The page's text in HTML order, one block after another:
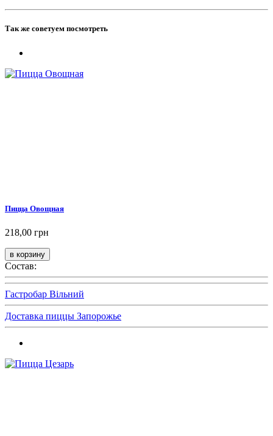
Так же советуем посмотреть
Пицца Овощная
218,00 грн
Состав:
Гастробар Вільний
Доставка пиццы Запорожье